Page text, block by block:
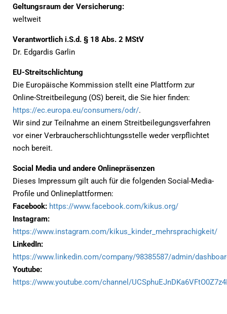
Geltungsraum der Versicherung:
weltweit
Verantwortlich i.S.d. § 18 Abs. 2 MStV
Dr. Edgardis Garlin
EU-Streitschlichtung
Die Europäische Kommission stellt eine Plattform zur
Online-Streitbeilegung (OS) bereit, die Sie hier finden:
https://ec.europa.eu/consumers/odr/.
Wir sind zur Teilnahme an einem Streitbeilegungsverfahren
vor einer Verbraucherschlichtungsstelle weder verpflichtet
noch bereit.
Social Media und andere Onlinepräsenzen
Dieses Impressum gilt auch für die folgenden Social-Media-
Profile und Onlineplattformen:
Facebook: https://www.facebook.com/kikus.org/
Instagram:
https://www.instagram.com/kikus_kinder_mehrsprachigkeit/
LinkedIn:
https://www.linkedin.com/company/98385587/admin/
Youtube:
https://www.youtube.com/channel/